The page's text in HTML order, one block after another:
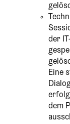
der
Eine
dem